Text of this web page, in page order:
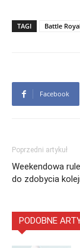
TAGI Battle
Facebook
Poprzedni artykuł
Weekendowa
do zdobycia
PODOBNE